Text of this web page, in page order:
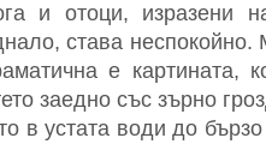
и отоци, изразени
става
е картината,
заедно със зърно
в устата води до